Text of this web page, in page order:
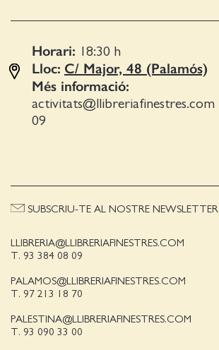
Horari: 18:30 h
Lloc: C/ Major, 48 (Palamós)
Més informació:
activitats@llibreriafinestres.com
09
LLIBRERIA@LLIBRERIAFINESTRES.COM
T. 93 384 08 09
PALAMOS@LLIBRERIAFINESTRES.COM
T. 97 213 18 70
PALESTINA@LLIBRERIAFINESTRES.COM
T. 93 090 33 00
SUBSCRIU-TE AL NOSTRE NEWSLETTER